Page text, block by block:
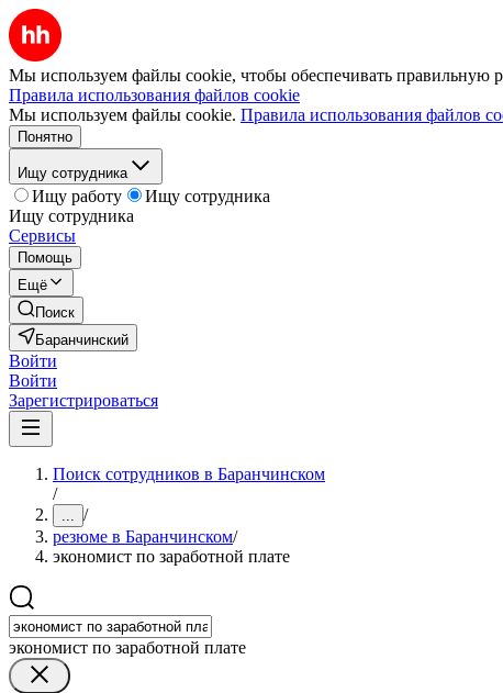
Мы используем файлы cookie, чтобы обеспечивать правильную
Правила использования файлов cookie
Мы используем файлы cookie. Правила использования файлов
Понятно
Ищу сотрудника
Ищу работу
Ищу сотрудника
Ищу сотрудника
Сервисы
Помощь
Ещё
Поиск
Баранчинский
Войти
Войти
Зарегистрироваться
Поиск сотрудников в Баранчинском
/
... /
резюме в Баранчинском/
экономист по заработной плате
экономист по заработной плате